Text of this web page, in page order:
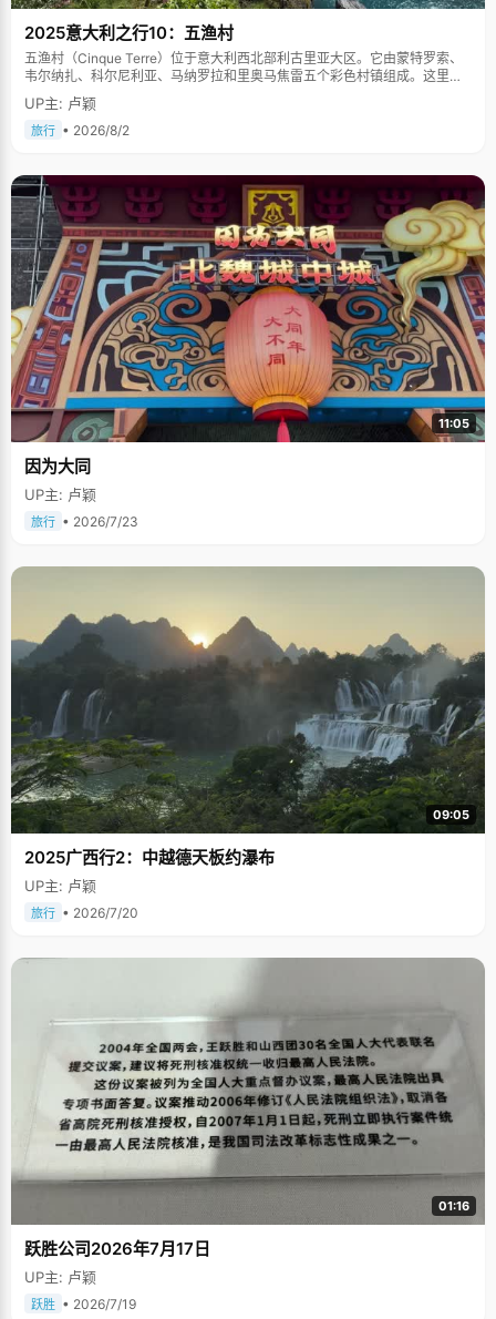
2025意大利之行10：五渔村
五渔村（Cinque Terre）位于意大利西北部利古里亚大区。它由蒙特罗索、
韦尔纳扎、科尔尼利亚、马纳罗拉和里奥马焦雷五个彩色村镇组成。这里依
山傍海，房屋色彩斑斓，1997年被列为世界文化遗产。
UP主: 卢颖
旅行 • 2026/8/2
11:05
因为大同
UP主: 卢颖
旅行 • 2026/7/23
09:05
2025广西行2：中越德天板约瀑布
UP主: 卢颖
旅行 • 2026/7/20
01:16
跃胜公司2026年7月17日
UP主: 卢颖
跃胜 • 2026/7/19